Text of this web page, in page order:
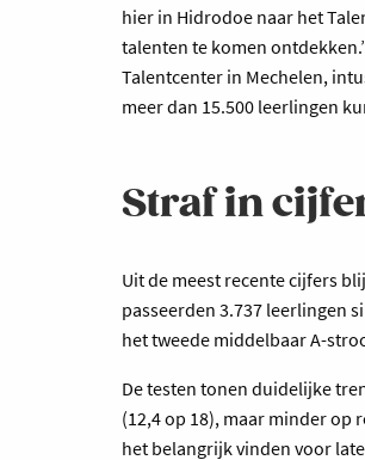
hier in Hidrodoe naar het
talenten te komen
Talentcenter in Mechelen,
meer dan 15.500 leerlingen
Straf in
Uit de meest recente cijfers
passeerden 3.737 leerlingen
het tweede middelbaar A-
De testen tonen duidelijke
(12,4 op 18), maar minder op
het belangrijk vinden voor